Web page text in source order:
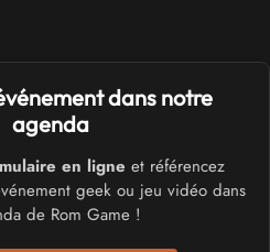
GEEKS
à Mons
OTAKU
Toulon
dans notre
agenda
en ligne et référencez
geek ou jeu vidéo dans
de Rom Game !